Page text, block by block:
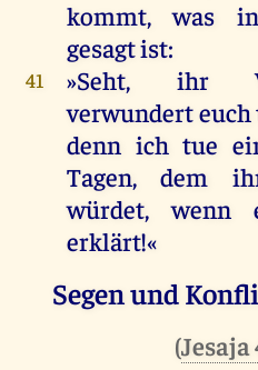
kommt,was in
gesagtist:
41 »Seht, ihr
verwunderteuch
denn ich tue
Tagen,dem
würdet,wenn
erklärt!«
Segen und
(Jesaja